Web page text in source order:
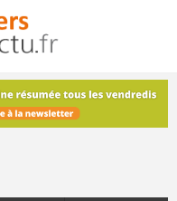
chaque vendredi dans